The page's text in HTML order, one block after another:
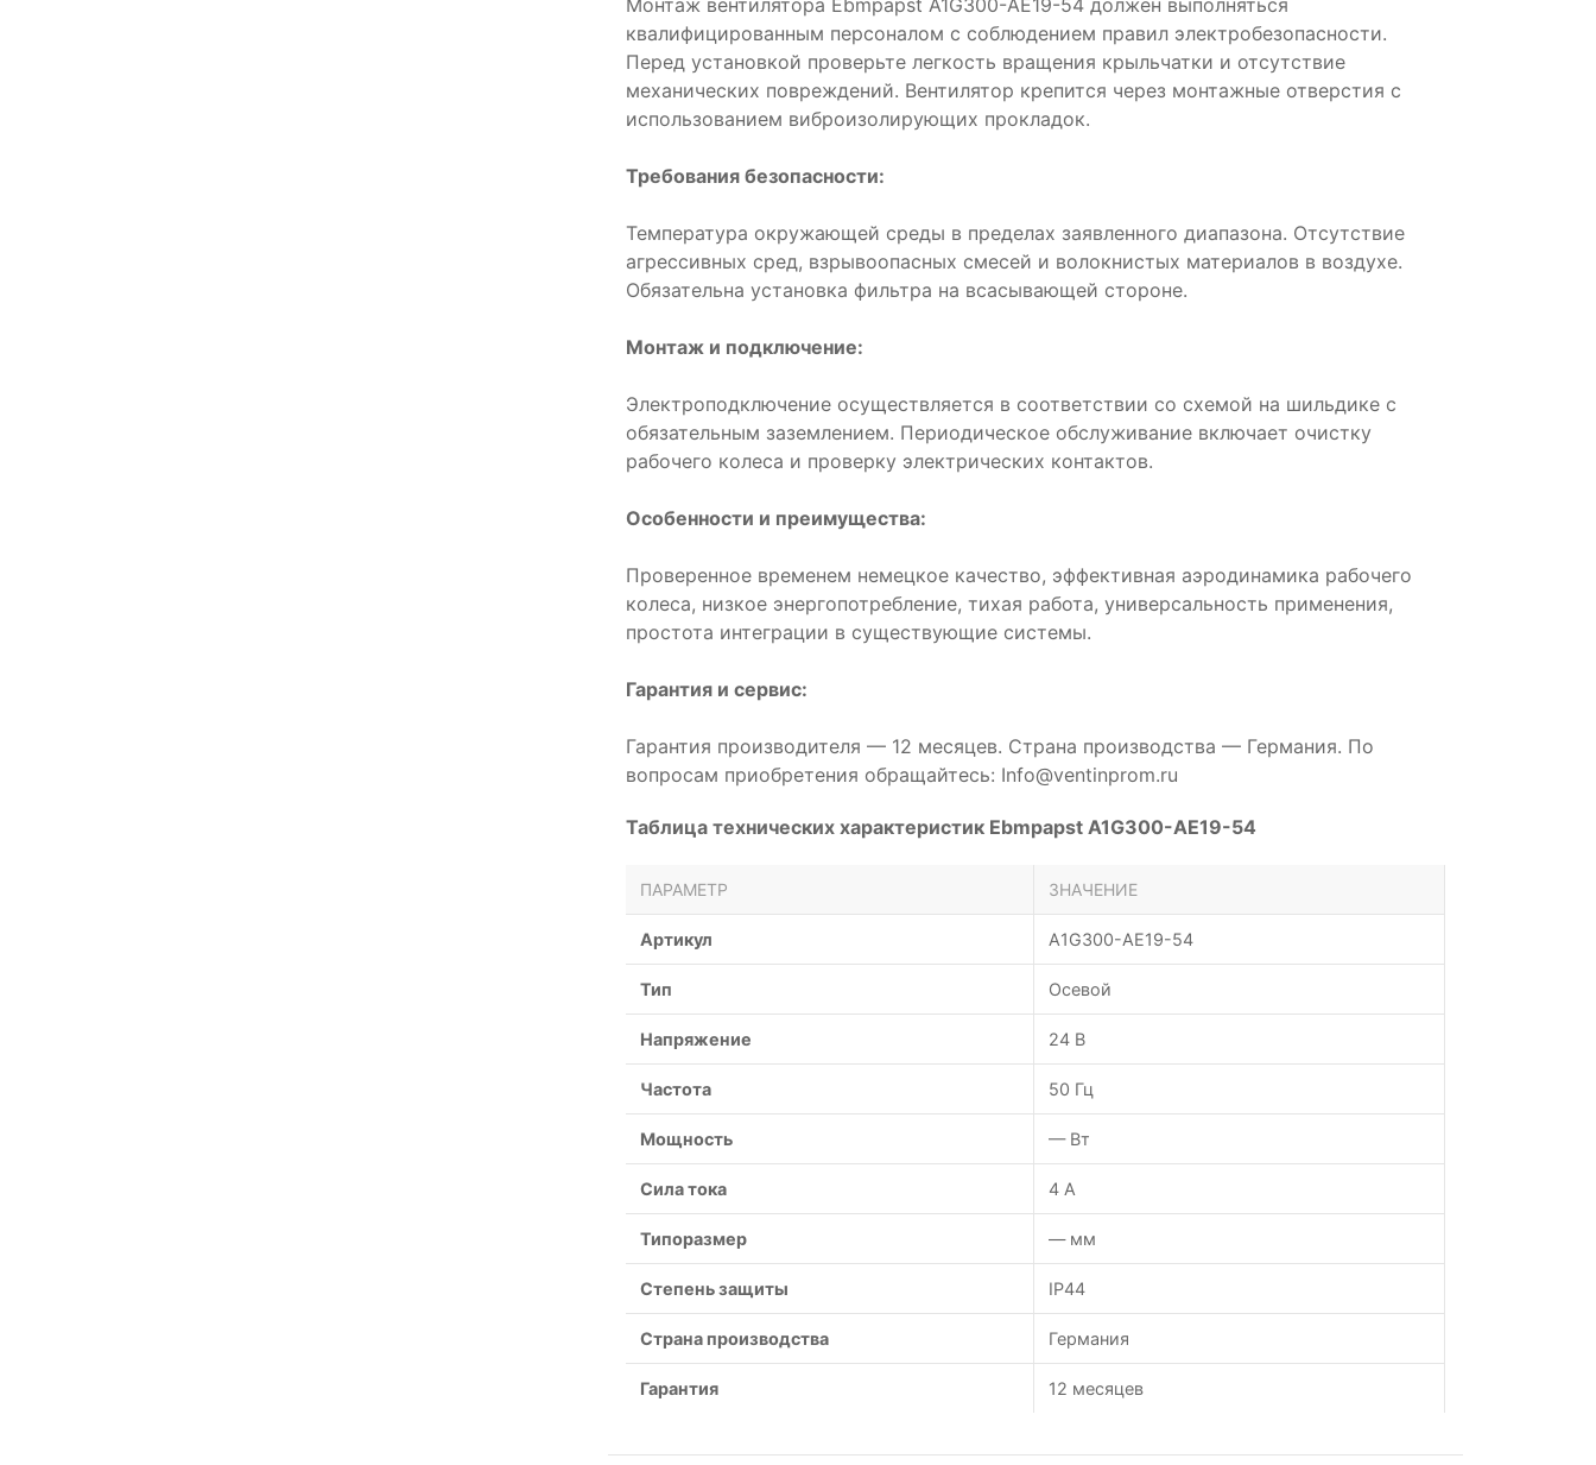
Монтаж вентилятора Ebmpapst A1G300-AE19-54 должен выполняться
квалифицированным персоналом с соблюдением правил электробезопасности.
Перед установкой проверьте легкость вращения крыльчатки и отсутствие
механических повреждений. Вентилятор крепится через монтажные отверстия с
использованием виброизолирующих прокладок.
Требования безопасности:
Температура окружающей среды в пределах заявленного диапазона. Отсутствие
агрессивных сред, взрывоопасных смесей и волокнистых материалов в воздухе.
Обязательна установка фильтра на всасывающей стороне.
Монтаж и подключение:
Электроподключение осуществляется в соответствии со схемой на шильдике с
обязательным заземлением. Периодическое обслуживание включает очистку
рабочего колеса и проверку электрических контактов.
Особенности и преимущества:
Проверенное временем немецкое качество, эффективная аэродинамика рабочего
колеса, низкое энергопотребление, тихая работа, универсальность применения,
простота интеграции в существующие системы.
Гарантия и сервис:
Гарантия производителя — 12 месяцев. Страна производства — Германия. По
вопросам приобретения обращайтесь: Info@ventinprom.ru
Таблица технических характеристик Ebmpapst A1G300-AE19-54
ПАРАМЕТР ЗНАЧЕНИЕ
Артикул A1G300-AE19-54
Тип Осевой
Напряжение 24 В
Частота 50 Гц
Мощность — Вт
Сила тока 4 А
Типоразмер — мм
Степень защиты IP44
Страна производства Германия
Гарантия 12 месяцев